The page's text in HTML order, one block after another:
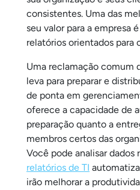
consistentes. Uma das
seu valor para a empresa
relatórios orientados para
Uma reclamação comum
leva para preparar e
de ponta em
oferece a capacidade de
preparação quanto a
membros certos das
Você pode analisar dados
relatórios de TI
irão melhorar a